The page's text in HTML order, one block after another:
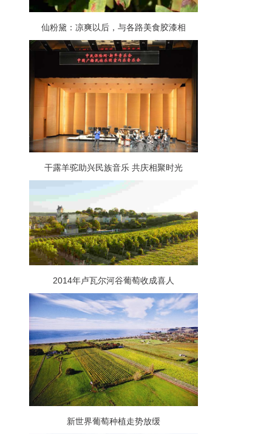
仙粉黛：凉爽以后，与各路美食胶漆相
投……
干露羊驼助兴民族音乐 共庆相聚时光
2014年卢瓦尔河谷葡萄收成喜人
新世界葡萄种植走势放缓